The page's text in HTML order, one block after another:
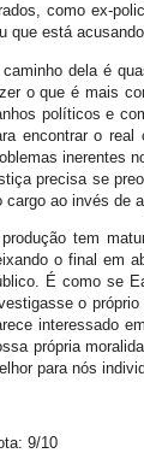
como ex-
que está
dela é
o que é mais
políticos e
encontrar o real
inerentes
precisa se
cargo ao invés de
tem
o final em
É como se
o
interessado
própria
para nós
9/10